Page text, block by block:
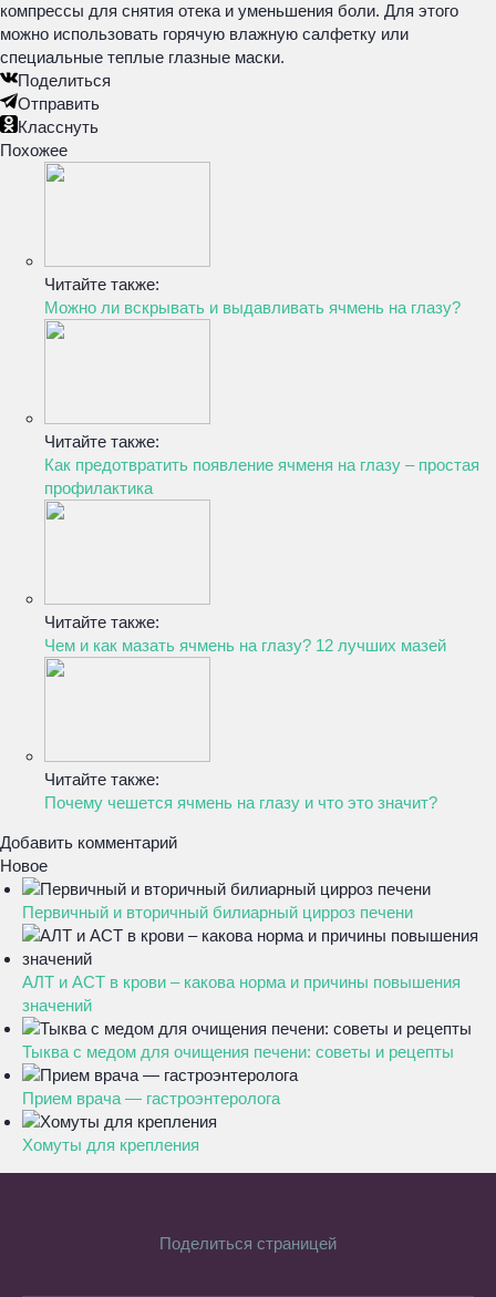
компрессы для снятия отека и уменьшения боли. Для этого
можно использовать горячую влажную салфетку или
специальные теплые глазные маски.
Поделиться
Отправить
Класснуть
Похожее
Читайте также:
Можно ли вскрывать и выдавливать ячмень на глазу?
Читайте также:
Как предотвратить появление ячменя на глазу – простая
профилактика
Читайте также:
Чем и как мазать ячмень на глазу? 12 лучших мазей
Читайте также:
Почему чешется ячмень на глазу и что это значит?
Добавить комментарий
Новое
Первичный и вторичный билиарный цирроз печени
АЛТ и АСТ в крови – какова норма и причины повышения
значений
Тыква с медом для очищения печени: советы и рецепты
Прием врача — гастроэнтеролога
Хомуты для крепления
Поделиться страницей